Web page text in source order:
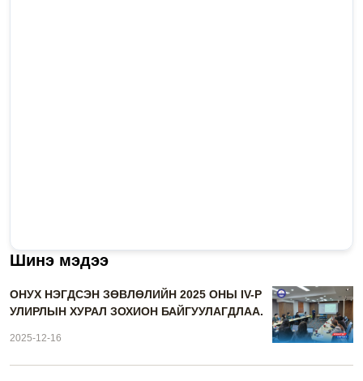
Шинэ мэдээ
ОНУХ НЭГДСЭН ЗӨВЛӨЛИЙН 2025 ОНЫ IV-Р
УЛИРЛЫН ХУРАЛ ЗОХИОН БАЙГУУЛАГДЛАА.
2025-12-16